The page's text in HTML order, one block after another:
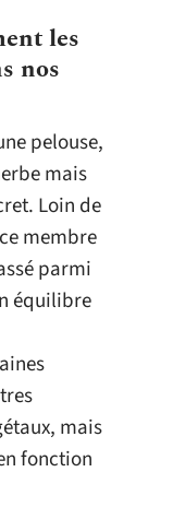
les
nos
pelouse,
mais
Loin de
membre
parmi
équilibre
mais
fonction